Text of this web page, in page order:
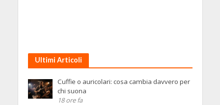
Ultimi Articoli
Cuffie o auricolari: cosa cambia davvero per
chi suona
18 ore fa